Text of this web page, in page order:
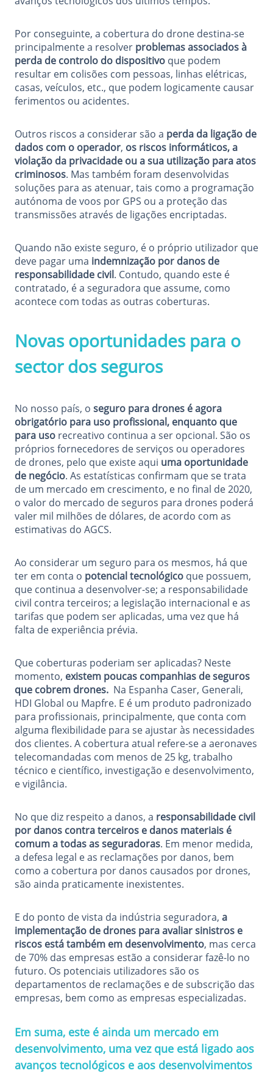
Por conseguinte, a cobertura do drone destina-se
principalmente a resolver problemas associados à
perda de controlo do dispositivo que podem
resultar em colisões com pessoas, linhas elétricas,
casas, veículos, etc., que podem logicamente causar
ferimentos ou acidentes.
Outros riscos a considerar são a perda da ligação de
dados com o operador, os riscos informáticos, a
violação da privacidade ou a sua utilização para atos
criminosos. Mas também foram desenvolvidas
soluções para as atenuar, tais como a programação
autónoma de voos por GPS ou a proteção das
transmissões através de ligações encriptadas.
Quando não existe seguro, é o próprio utilizador que
deve pagar uma indemnização por danos de
responsabilidade civil. Contudo, quando este é
contratado, é a seguradora que assume, como
acontece com todas as outras coberturas.
Novas oportunidades para o
sector dos seguros
No nosso país, o seguro para drones é agora
obrigatório para uso profissional, enquanto que
para uso recreativo continua a ser opcional. São os
próprios fornecedores de serviços ou operadores
de drones, pelo que existe aqui uma oportunidade
de negócio. As estatísticas confirmam que se trata
de um mercado em crescimento, e no final de 2020,
o valor do mercado de seguros para drones poderá
valer mil milhões de dólares, de acordo com as
estimativas do AGCS.
Ao considerar um seguro para os mesmos, há que
ter em conta o potencial tecnológico que possuem,
que continua a desenvolver-se; a responsabilidade
civil contra terceiros; a legislação internacional e as
tarifas que podem ser aplicadas, uma vez que há
falta de experiência prévia.
Que coberturas poderiam ser aplicadas? Neste
momento, existem poucas companhias de seguros
que cobrem drones. Na Espanha Caser, Generali,
HDI Global ou Mapfre. E é um produto padronizado
para profissionais, principalmente, que conta com
alguma flexibilidade para se ajustar às necessidades
dos clientes. A cobertura atual refere-se a aeronaves
telecomandadas com menos de 25 kg, trabalho
técnico e científico, investigação e desenvolvimento,
e vigilância.
No que diz respeito a danos, a responsabilidade civil
por danos contra terceiros e danos materiais é
comum a todas as seguradoras. Em menor medida,
a defesa legal e as reclamações por danos, bem
como a cobertura por danos causados por drones,
são ainda praticamente inexistentes.
E do ponto de vista da indústria seguradora, a
implementação de drones para avaliar sinistros e
riscos está também em desenvolvimento, mas cerca
de 70% das empresas estão a considerar fazê-lo no
futuro. Os potenciais utilizadores são os
departamentos de reclamações e de subscrição das
empresas, bem como as empresas especializadas.
Em suma, este é ainda um mercado em
desenvolvimento, uma vez que está ligado aos
avanços tecnológicos e aos desenvolvimentos